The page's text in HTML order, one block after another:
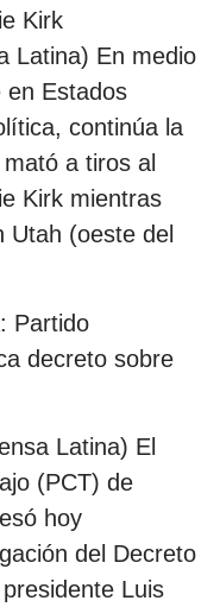
Kirk
Latina) En medio
en Estados
continúa la
a tiros al
Kirk mientras
Utah (oeste del
Partido
decreto sobre
Latina) El
(PCT) de
hoy
del Decreto
Luis